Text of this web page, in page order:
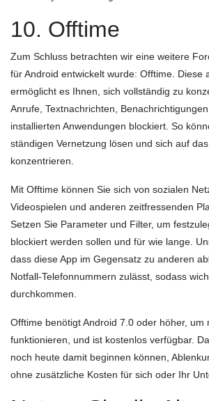
10. Offtime
Zum Schluss betrachten wir eine weitere
für Android entwickelt wurde: Offtime. Diese
ermöglicht es Ihnen, sich vollständig zu
Anrufe, Textnachrichten,
installierten Anwendungen blockiert. So
ständigen Vernetzung lösen und sich auf
konzentrieren.
Mit Offtime können Sie sich von sozialen
Videospielen und anderen zeitfressenden
Setzen Sie Parameter und Filter, um
blockiert werden sollen und für wie lange.
dass diese App im Gegensatz zu anderen
Notfall-Telefonnummern zulässt, sodass
durchkommen.
Offtime benötigt Android 7.0 oder höher, um
funktionieren, und ist kostenlos verfügbar.
noch heute damit beginnen können,
ohne zusätzliche Kosten für sich oder Ihr